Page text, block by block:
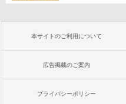
本サイトのご利用について
広告掲載のご案内
プライバシーポリシー